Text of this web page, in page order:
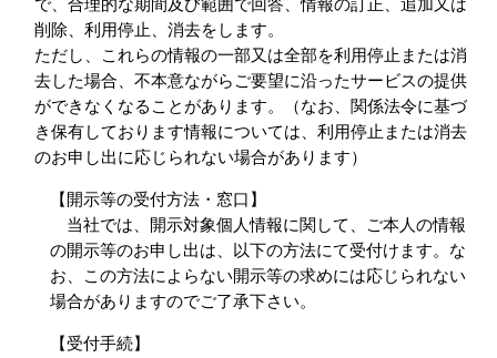
で、合理的な期間及び範囲で回答、情報の訂正、追加又は
削除、利用停止、消去をします。
ただし、これらの情報の一部又は全部を利用停止または消
去した場合、不本意ながらご要望に沿ったサービスの提供
ができなくなることがあります。（なお、関係法令に基づ
き保有しております情報については、利用停止または消去
のお申し出に応じられない場合があります）
【開示等の受付方法・窓口】
当社では、開示対象個人情報に関して、ご本人の情報
の開示等のお申し出は、以下の方法にて受付けます。な
お、この方法によらない開示等の求めには応じられない
場合がありますのでご了承下さい。
【受付手続】